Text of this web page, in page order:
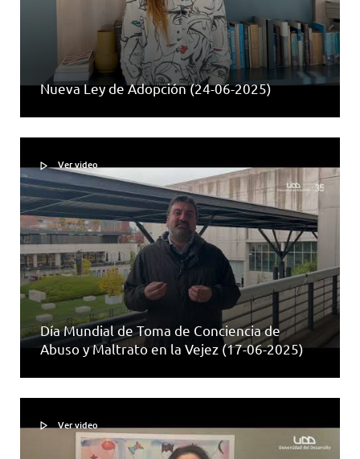
Nueva Ley de Adopción (24-06-2025)
Ver video
Día Mundial de Toma de Conciencia de
Abuso y Maltrato en la Vejez (17-06-2025)
Ver video